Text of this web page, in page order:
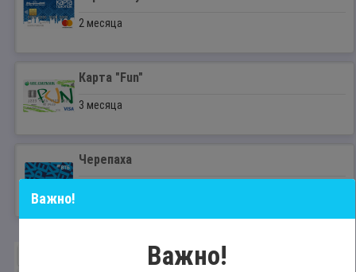
2 месяца
Карта "Fun"
3 месяца
Черепаха
Важно!
Важно!